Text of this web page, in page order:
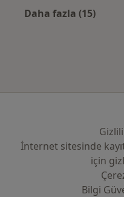
Daha fazla (15)
İnternet sitesinde
i̇çin
Bilgi